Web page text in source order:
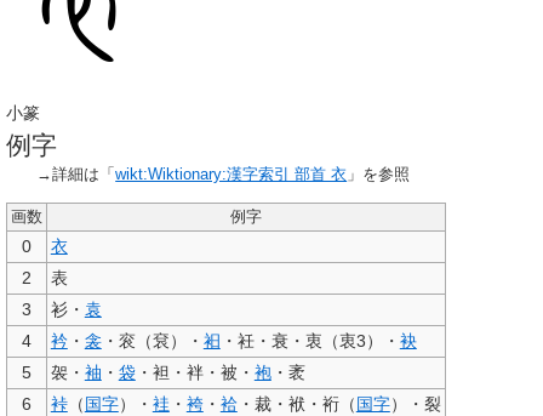
小篆
例字
→詳細は「wikt:Wiktionary:漢字索引 部首 衣 」を参照
画数 例字
0
衣
2
表
3
衫・ 袁
4
衿・ 衾・ 衮（袞）・ 衵 ・衽・衰・ 衷 （衷3）・ 袂
5
袈・ 袖 ・ 袋・袒・袢・被・ 袍・袤
6
裃（国字）・ 袿 ・ 袴・ 袷・裁・袱・裄（国字）・裂